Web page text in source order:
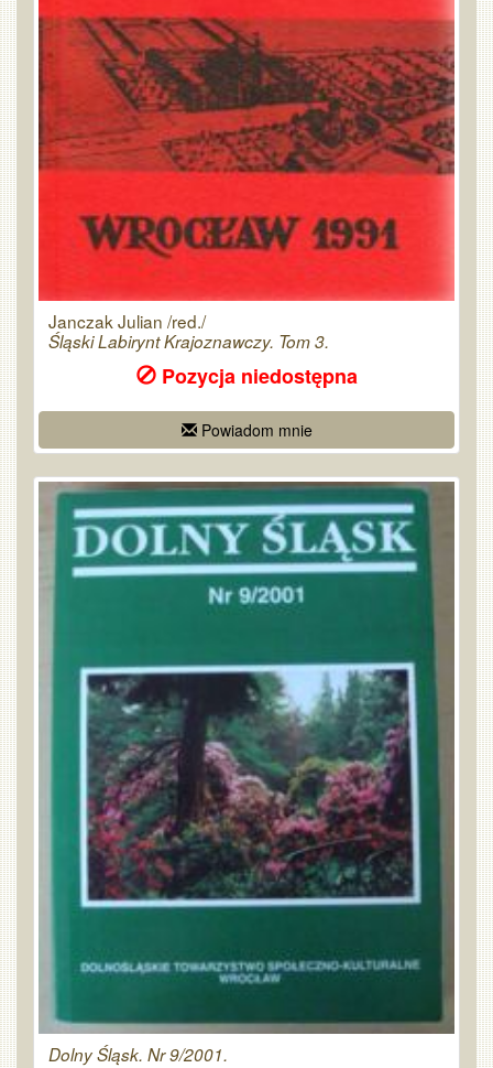
Janczak Julian /red./
Śląski Labirynt Krajoznawczy. Tom 3.
Pozycja niedostępna
Powiadom mnie
Dolny Śląsk. Nr 9/2001.